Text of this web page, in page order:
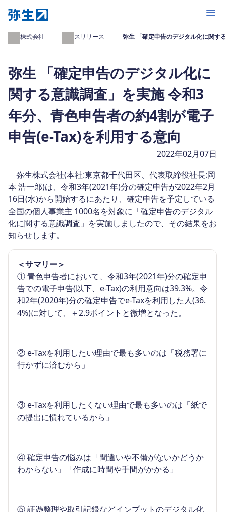
開く
弥生株式会社 プレスリリース 弥生 「確定申告のデジタル化に関す
弥生 「確定申告のデジタル化に
関する意識調査」を実施 令和3
年分、青色申告者の約4割が電子
申告(e-Tax)を利用する意向
2022年02月07日
弥生株式会社(本社:東京都千代田区、代表取締役社長:岡
本 浩一郎)は、令和3年(2021年)分の確定申告が2022年2月
16日(水)から開始するにあたり、確定申告を予定している
全国の個人事業主 1000名を対象に「確定申告のデジタル
化に関する意識調査」を実施しましたので、その結果をお
知らせします。
＜サマリー＞
①青色申告者において、令和3年(2021年)分の確定申
告での電子申告(以下、e-Tax)の利用意向は39.3%。令
和2年(2020年)分の確定申告でe-Taxを利用した人(36.
4%)に対して、＋2.9ポイントと微増となった。
② e-Taxを利用したい理由で最も多いのは「税務署に
行かずに済むから」
③ e-Taxを利用したくない理由で最も多いのは「紙で
の提出に慣れているから」
④確定申告の悩みは「間違いや不備がないかどうか
わからない」「作成に時間や手間がかかる」
⑤証憑整理や取引記録などインプットのデジタル化